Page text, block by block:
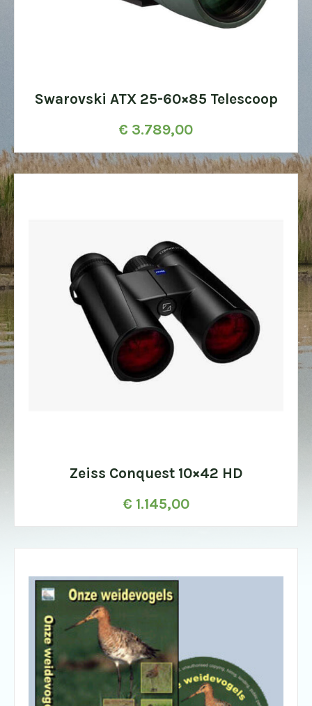
Swarovski ATX 25-60×85 Telescoop
€ 3.789,00
Zeiss Conquest 10×42 HD
€ 1.145,00